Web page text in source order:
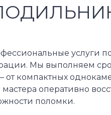
услуги
Мы выполняем
компактных
оперативно
поломки.